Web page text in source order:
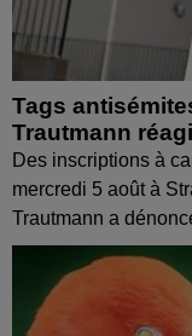
Tags
Trautmann
Des inscriptions à
mercredi 5 août à
Trautmann a